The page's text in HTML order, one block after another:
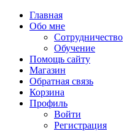
Главная
Обо мне
Сотрудничество
Обучение
Помощь сайту
Магазин
Обратная связь
Корзина
Профиль
Войти
Регистрация